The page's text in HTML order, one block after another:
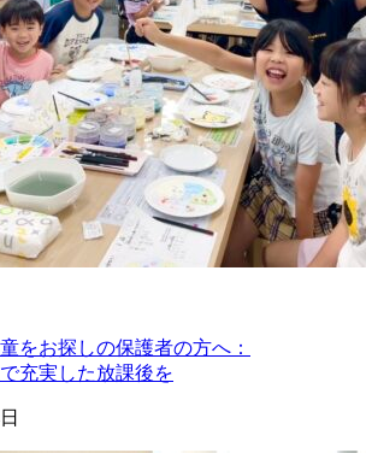
をお探しの保護者の方へ：
充実した放課後を